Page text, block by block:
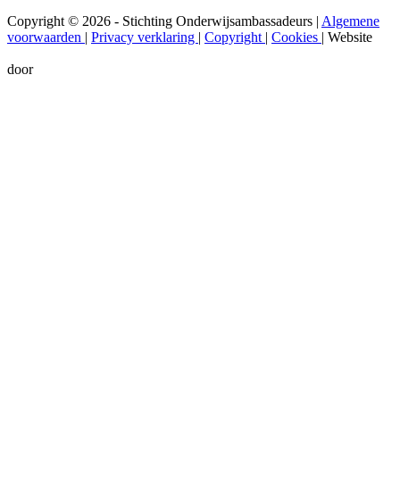
Copyright © 2026 - Stichting Onderwijsambassadeurs | Algemene
voorwaarden | Privacy verklaring | Copyright | Cookies | Website
door